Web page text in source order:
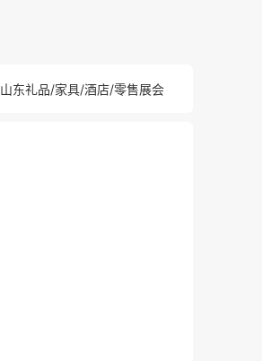
山东礼品/家具/酒店/零售展会